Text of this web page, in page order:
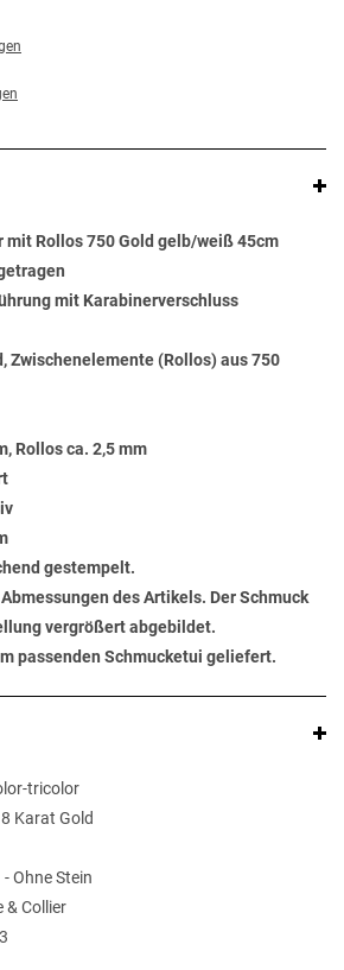
mit Rollos 750 Gold gelb/weiß 45cm
mit Karabinerverschluss
Zwischenelemente (Rollos) aus 750
Rollos ca. 2,5 mm
gestempelt.
des Artikels. Der Schmuck
vergrößert abgebildet.
passenden Schmucketui geliefert.
tricolor
Karat Gold
- Ohne Stein
& Collier